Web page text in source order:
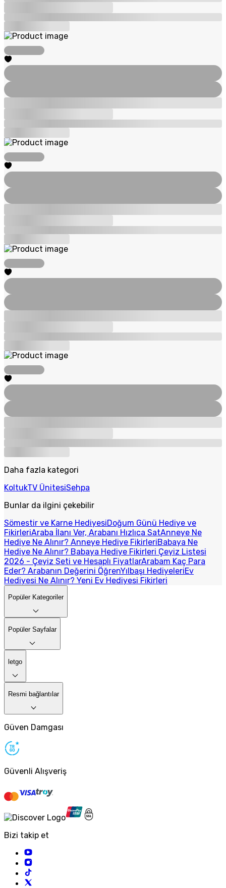
Daha fazla kategori
KoltukTV ÜnitesiSehpa
Bunlar da ilgini çekebilir
Sömestir ve Karne HediyesiDoğum Günü Hediye ve
FikirleriAraba İlanı Ver, Arabanı Hızlıca SatAnneye Ne
Hediye Ne Alınır? Anneye Hediye FikirleriBabaya Ne
Hediye Ne Alınır? Babaya Hediye Fikirleri Çeyiz Listesi
2026 - Çeyiz Seti ve Hesaplı FiyatlarArabam Kaç Para
Eder? Arabanın Değerini ÖğrenYılbaşı HediyeleriEv
Hediyesi Ne Alınır? Yeni Ev Hediyesi Fikirleri
Popüler Kategoriler
Popüler Sayfalar
letgo
Resmi bağlantılar
Güven Damgası
Güvenli Alışveriş
Bizi takip et